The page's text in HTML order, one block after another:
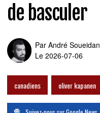
de basculer
Par André Soueidan
Le 2026-07-06
canadiens oliver kapanen